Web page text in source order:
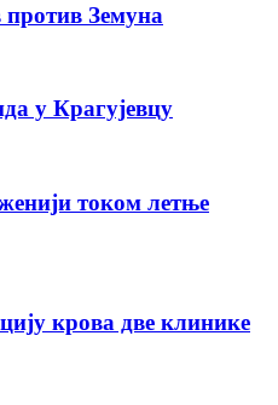
Земуна
у Крагујевцу
током летње
крова две клинике